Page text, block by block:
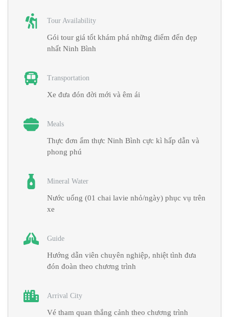
Tour Availability
Gói tour giá tốt khám phá những điểm đến đẹp
nhất Ninh Bình
Transportation
Xe đưa đón đời mới và êm ái
Meals
Thực đơn ẩm thực Ninh Bình cực kì hấp dẫn và
phong phú
Mineral Water
Nước uống (01 chai lavie nhỏ/ngày) phục vụ trên
xe
Guide
Hướng dẫn viên chuyên nghiệp, nhiệt tình đưa
đón đoàn theo chương trình
Arrival City
Vé tham quan thắng cảnh theo chương trình